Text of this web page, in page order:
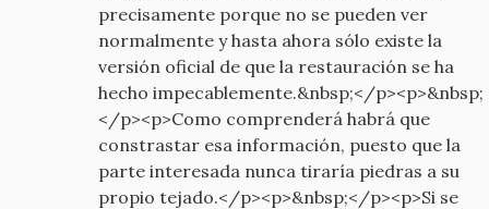
precisamente porque no se pueden ver
normalmente y hasta ahora sólo existe la
versión oficial de que la restauración se ha
hecho impecablemente.&nbsp;</p><p>&nbsp;
</p><p>Como comprenderá habrá que
constrastar esa información, puesto que la
parte interesada nunca tiraría piedras a su
propio tejado.</p><p>&nbsp;</p><p>Si se